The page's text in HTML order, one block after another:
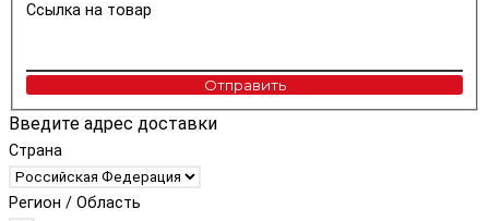
Ссылка на товар
Отправить
Введите адрес доставки
Страна
Регион / Область